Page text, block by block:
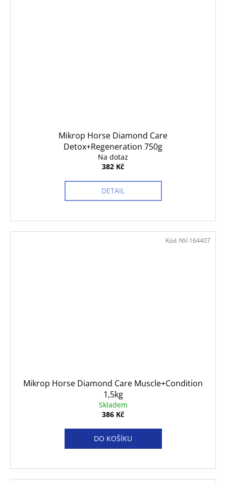
Mikrop Horse Diamond Care
Detox+Regeneration 750g
Na dotaz
382 Kč
DETAIL
Mikrop Horse Diamond Care Muscle+Condition
1,5kg
Skladem
386 Kč
DO KOŠÍKU
Kód: NV-164407